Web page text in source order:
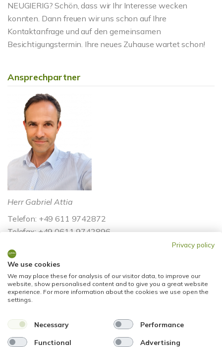
NEUGIERIG? Schön, dass wir Ihr Interesse wecken
konnten. Dann freuen wir uns schon auf Ihre
Kontaktanfrage und auf den gemeinsamen
Besichtigungstermin. Ihre neues Zuhause wartet schon!
Ansprechpartner
Herr Gabriel Attia
Telefon: +49 611 9742872
Telefax: +49 0611 9742896
Energieausweis (Bedarfsausweis)
Privacy policy
We use cookies
We may place these for analysis of our visitor data, to improve our
website, show personalised content and to give you a great website
experience. For more information about the cookies we use open the
settings.
Necessary Performance
Functional Advertising